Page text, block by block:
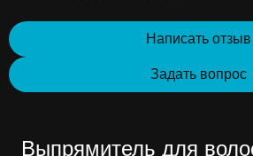
Написать отзыв
Задать вопрос
Выпрямитель для